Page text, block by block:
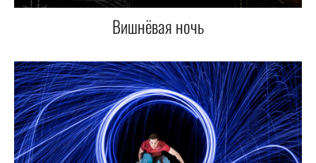
Вишнёвая ночь